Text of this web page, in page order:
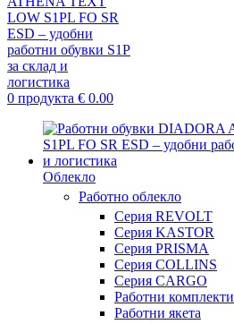
0 продукта € 0.00
Облекло
Работно облекло
Серия REVOLT
Серия KASTOR
Серия PRISMA
Серия COLLINS
Серия CARGO
Работни комплекти
Работни якета